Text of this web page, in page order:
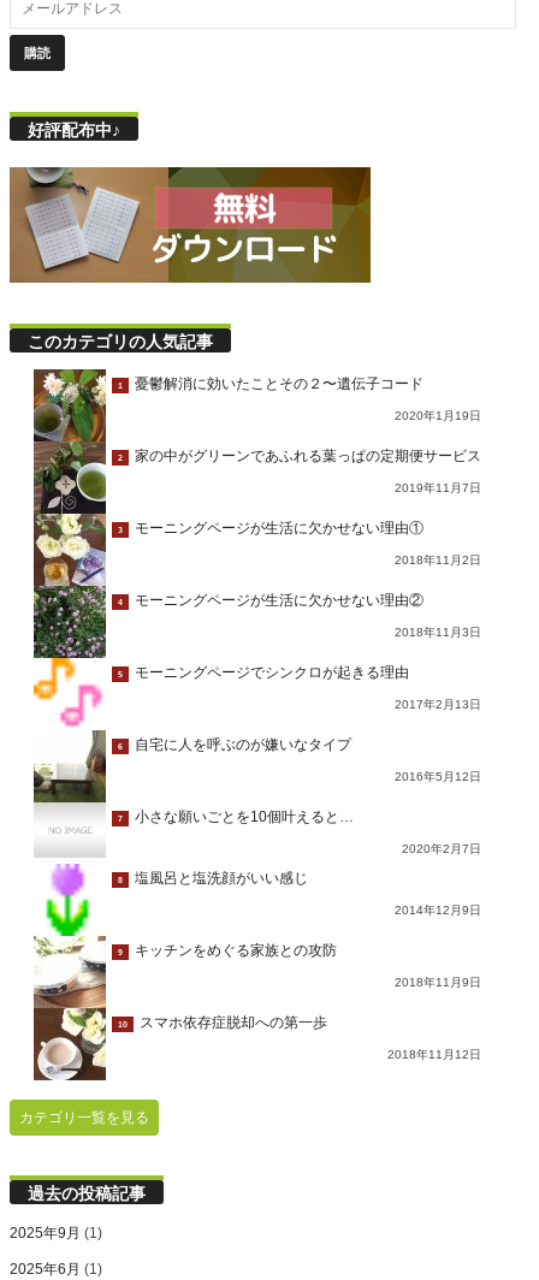
好評配布中♪
このカテゴリの人気記事
1 憂鬱解消に効いたことその２〜遺伝子コード
2020年1月19日
2 家の中がグリーンであふれる葉っぱの定期便サービス
2019年11月7日
3 モーニングページが生活に欠かせない理由①
2018年11月2日
4 モーニングページが生活に欠かせない理由②
2018年11月3日
5 モーニングページでシンクロが起きる理由
2017年2月13日
6 自宅に人を呼ぶのが嫌いなタイプ
2016年5月12日
7 小さな願いごとを10個叶えると…
2020年2月7日
8 塩風呂と塩洗顔がいい感じ
2014年12月9日
9 キッチンをめぐる家族との攻防
2018年11月9日
10 スマホ依存症脱却への第一歩
2018年11月12日
カテゴリ一覧を見る
過去の投稿記事
2025年9月 (1)
2025年6月 (1)